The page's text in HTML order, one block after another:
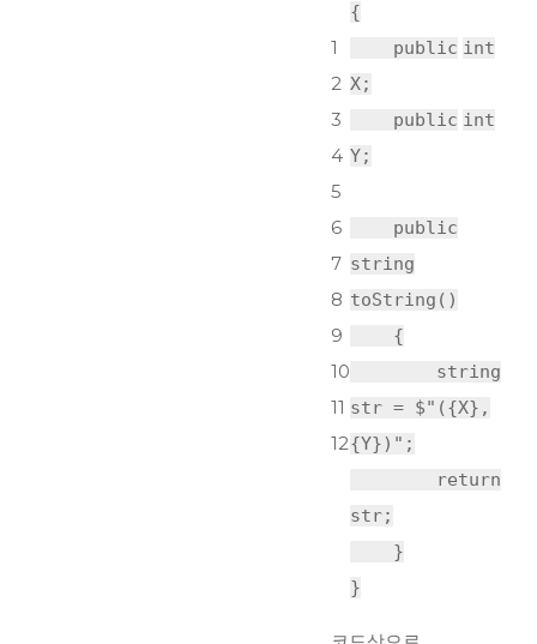
1
2
3
4
5
6
7
8
9
10
11
12
{
public int
X;
public int
Y;
public
string
toString()
{
string
str = $"({X},
{Y})" ;
return
str;
}
}